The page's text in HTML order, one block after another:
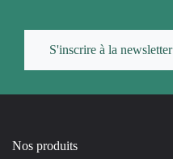
S'inscrire à la newsletter
Nos produits